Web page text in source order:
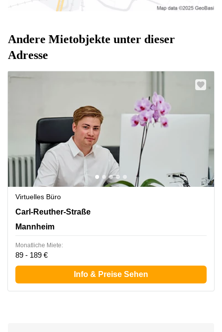
Andere Mietobjekte unter dieser
Adresse
Virtuelles Büro
Carl-Reuther-Strasse 1-3, Mannheim
Carl-Reuther-Straße
Mannheim
Monatliche Miete:
89 - 189 €
Info & Preise Sehen